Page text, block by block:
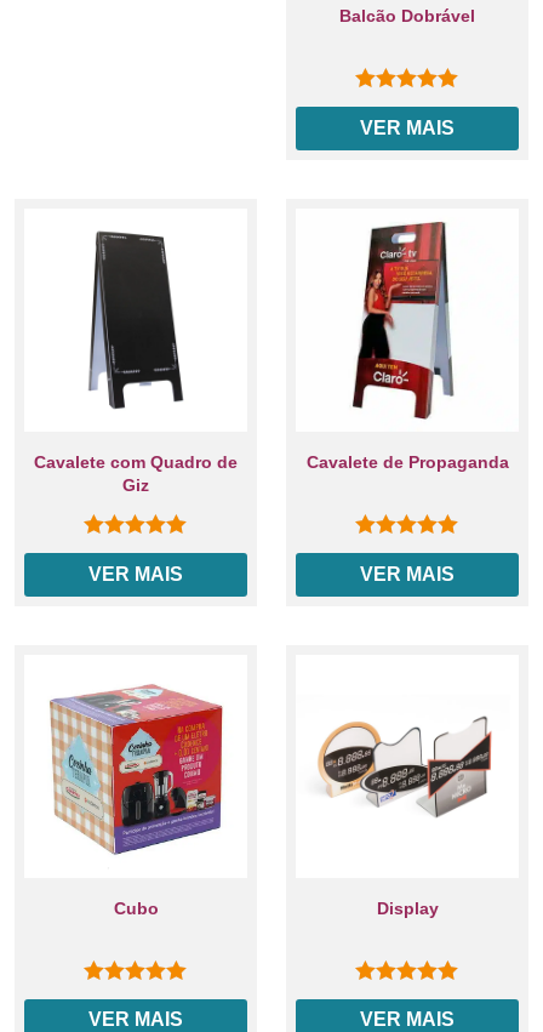
Balcão Dobrável
0out of 5
VER MAIS
Cavalete com Quadro de
Giz
0out of 5
VER MAIS
Cavalete de Propaganda
0out of 5
VER MAIS
Cubo
0out of 5
VER MAIS
Display
0out of 5
VER MAIS